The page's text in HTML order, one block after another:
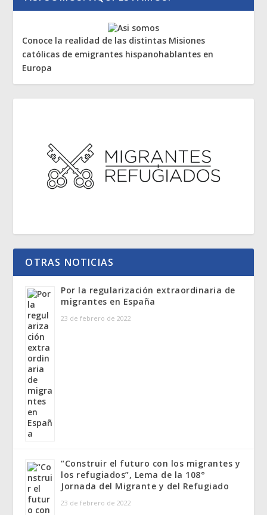
Conoce la realidad de las distintas Misiones
católicas de emigrantes hispanohablantes en
Europa
OTRAS NOTICIAS
Por la regularización extraordinaria de
migrantes en España
23 de febrero de 2022
“Construir el futuro con los migrantes y
los refugiados”, Lema de la 108°
Jornada del Migrante y del Refugiado
23 de febrero de 2022